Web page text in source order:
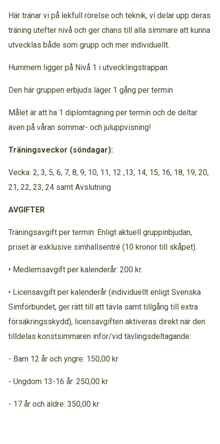
Här tränar vi på lekfull rörelse och teknik, vi delar upp deras
träning utefter nivå och ger chans till alla simmare att kunna
utvecklas både som grupp och mer individuellt.
Hummern ligger på Nivå 1 i utvecklingstrappan.
Den här gruppen erbjuds läger 1 gång per termin
Målet är att ha 1 diplomtagning per termin och de deltar
även på våran sommar- och juluppvisning!
Träningsveckor (söndagar):
Vecka: 2, 3, 5, 6, 7, 8, 9, 10, 11, 12 ,13, 14, 15, 16, 18, 19, 20,
21, 22, 23, 24 samt Avslutning
AVGIFTER
Träningsavgift per termin: Enligt aktuell gruppinbjudan,
priset är exklusive simhallsentré (10 kronor till skåpet).
• Medlemsavgift per kalenderår: 200 kr.
• Licensavgift per kalenderår (individuellt enligt Svenska
Simförbundet, ger rätt till att tävla samt tillgång till extra
försäkringsskydd), licensavgiften aktiveras direkt när den
tilldelas konstsimmaren inför/vid tävlingsdeltagande:
- Barn 12 år och yngre: 150,00 kr
- Ungdom 13-16 år: 250,00 kr
- 17 år och äldre: 350,00 kr